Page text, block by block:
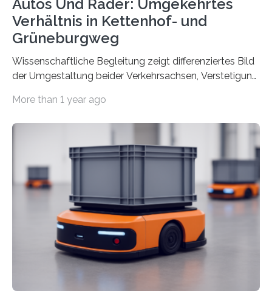
Autos Und Räder: Umgekehrtes
Verhältnis in Kettenhof- und
Grüneburgweg
Wissenschaftliche Begleitung zeigt differenziertes Bild
der Umgestaltung beider Verkehrsachsen, Verstetigung
fördern sowie die Wohn- und Aufenthaltsqualität zu
an der Achse Kettenhofweg/Robert-Mayer-Straße
durch. Wie diese angenommen werden und was sie
bewirken, haben Forscher*innen der Frankfurt University
of Applied Sciences (Frankfurt UAS) untersucht und
ziehen insgesamt eine positive Bilanz. Gemeinsam mit
Vertreter*innen der Stadt Frankfurt stellten sie am 15.
Mai 2025…
More than 1 year ago